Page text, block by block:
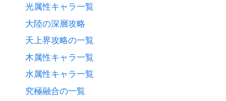
光属性キャラ一覧
大陸の深層攻略
天上界攻略の一覧
木属性キャラ一覧
水属性キャラ一覧
究極融合の一覧